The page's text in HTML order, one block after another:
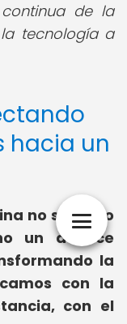
de la
tecnología a
hacia un
no son solo
un avance
la
con la
con el